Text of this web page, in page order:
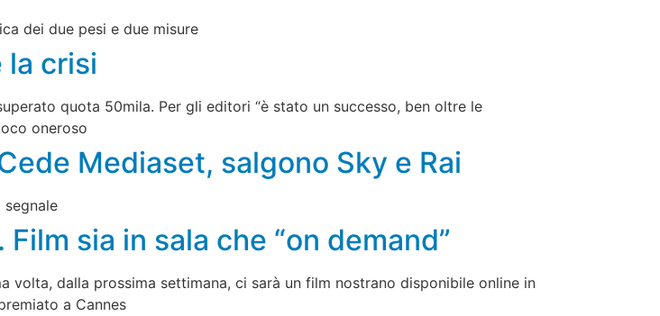
dei due pesi e due misure
la crisi
quota 50mila. Per gli editori “è stato un successo, ben oltre le
oneroso
Mediaset, salgono Sky e Rai
sia in sala che “on demand”
volta, dalla prossima settimana, ci sarà un film nostrano disponibile online in
a Cannes